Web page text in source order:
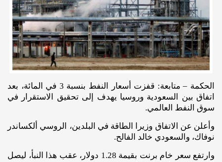
الحكمة – متابعة: قفزت أسعار النفط بنسبة 3 في المائة، بعد
اتفاق بين السعودية وروسيا يهدف إلى تحقيق الاستقرار في
سوق النفط العالمي.
وأعلن عن الاتفاق وزيرا الطاقة في البلدين، الروسي ألكساندر
نوفاك، والسعودي خالد الفالح.
وارتفع سعر خام برنت بقيمة 1.28 دولار، عقب هذا النبأ، ليصل